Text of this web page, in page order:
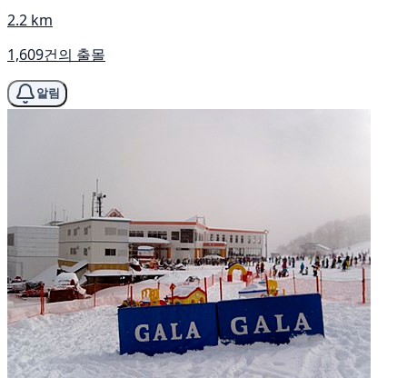
2.2 km
1,609건의 출몰
알림